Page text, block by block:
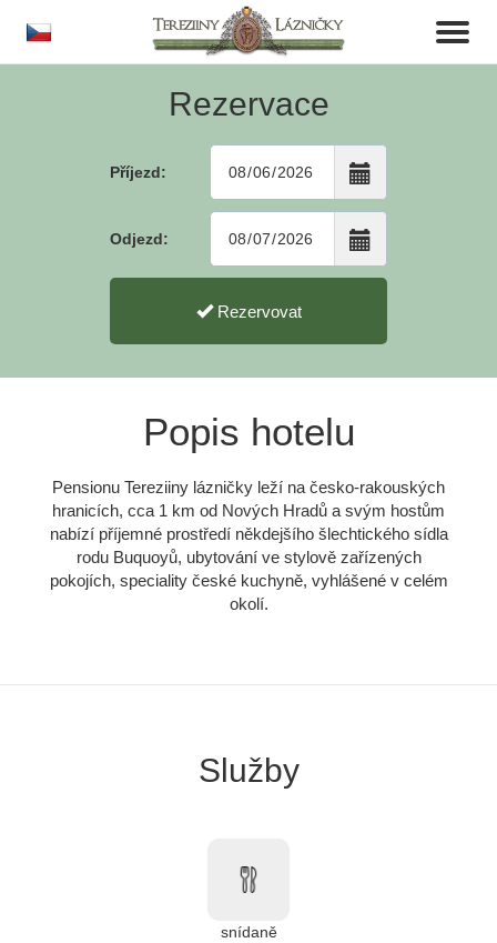
Toggle
Rezervace
Příjezd:
Odjezd:
Rezervovat
Popis hotelu
Pensionu Tereziiny lázničky leží na česko-rakouských
hranicích, cca 1 km od Nových Hradů a svým hostům
nabízí příjemné prostředí někdejšího šlechtického sídla
rodu Buquoyů, ubytování ve stylově zařízených
pokojích, speciality české kuchyně, vyhlášené v celém
okolí.
Služby
snídaně